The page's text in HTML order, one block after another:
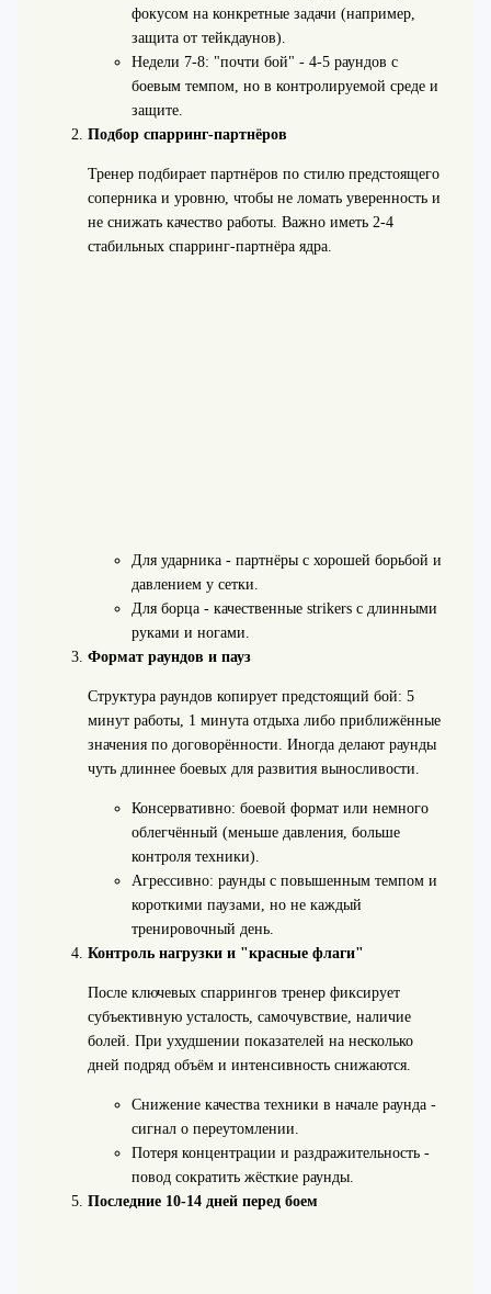
фокусом на конкретные задачи (например,
защита от тейкдаунов).
Недели 7-8: "почти бой" - 4-5 раундов с
боевым темпом, но в контролируемой среде и
защите.
Подбор спарринг-партнёров
Тренер подбирает партнёров по стилю предстоящего
соперника и уровню, чтобы не ломать уверенность и
не снижать качество работы. Важно иметь 2-4
стабильных спарринг-партнёра ядра.
Для ударника - партнёры с хорошей борьбой и
давлением у сетки.
Для борца - качественные strikers с длинными
руками и ногами.
Формат раундов и пауз
Структура раундов копирует предстоящий бой: 5
минут работы, 1 минута отдыха либо приближённые
значения по договорённости. Иногда делают раунды
чуть длиннее боевых для развития выносливости.
Консервативно: боевой формат или немного
облегчённый (меньше давления, больше
контроля техники).
Агрессивно: раунды с повышенным темпом и
короткими паузами, но не каждый
тренировочный день.
Контроль нагрузки и "красные флаги"
После ключевых спаррингов тренер фиксирует
субъективную усталость, самочувствие, наличие
болей. При ухудшении показателей на несколько
дней подряд объём и интенсивность снижаются.
Снижение качества техники в начале раунда -
сигнал о переутомлении.
Потеря концентрации и раздражительность -
повод сократить жёсткие раунды.
Последние 10-14 дней перед боем